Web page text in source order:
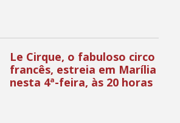
Le Cirque, o fabuloso circo
francês, estreia em Marília
nesta 4ª-feira, às 20 horas